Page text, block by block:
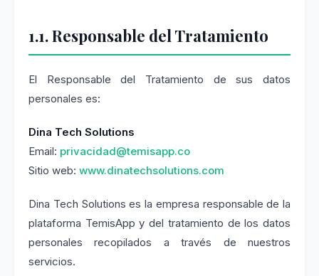
1.1. Responsable del Tratamiento
El Responsable del Tratamiento de sus datos
personales es:
Dina Tech Solutions
Email: privacidad@temisapp.co
Sitio web: www.dinatechsolutions.com
Dina Tech Solutions es la empresa responsable de la
plataforma TemisApp y del tratamiento de los datos
personales recopilados a través de nuestros
servicios.